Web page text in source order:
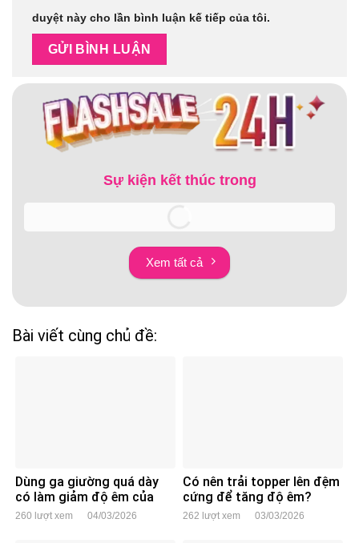
duyệt này cho lần bình luận kế tiếp của tôi.
Sự kiện kết thúc trong
Xem tất cả
Bài viết cùng chủ đề:
Dùng ga giường quá dày
có làm giảm độ êm của
đệm không?
260 lượt xem 04/03/2026
Có nên trải topper lên đệm
cứng để tăng độ êm?
262 lượt xem 03/03/2026